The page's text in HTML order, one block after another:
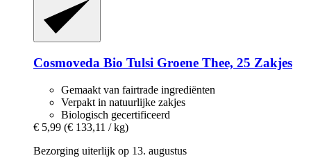
Cosmoveda Bio Tulsi Groene Thee, 25 Zakjes
Gemaakt van fairtrade ingrediënten
Verpakt in natuurlijke zakjes
Biologisch gecertificeerd
€ 5,99 (€ 133,11 / kg)
Bezorging uiterlijk op 13. augustus